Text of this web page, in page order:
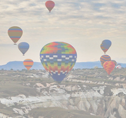
Über uns Video
–